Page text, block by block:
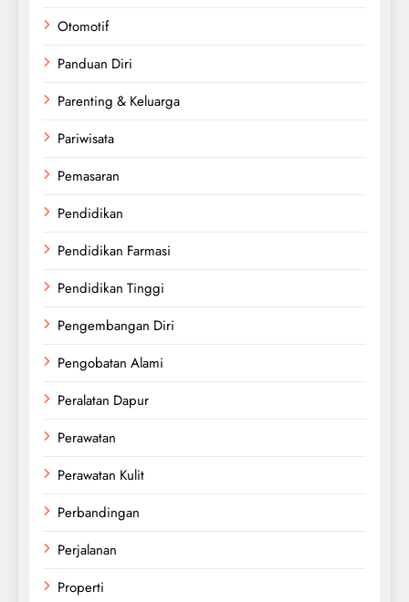
Otomotif
Panduan Diri
Parenting & Keluarga
Pariwisata
Pemasaran
Pendidikan
Pendidikan Farmasi
Pendidikan Tinggi
Pengembangan Diri
Pengobatan Alami
Peralatan Dapur
Perawatan
Perawatan Kulit
Perbandingan
Perjalanan
Properti